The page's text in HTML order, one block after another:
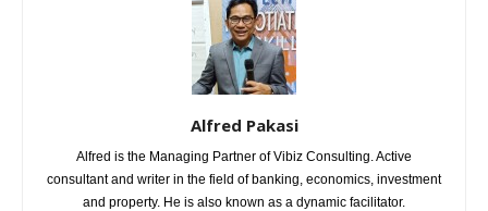
Alfred Pakasi
Alfred is the Managing Partner of Vibiz Consulting. Active
consultant and writer in the field of banking, economics, investment
and property. He is also known as a dynamic facilitator.